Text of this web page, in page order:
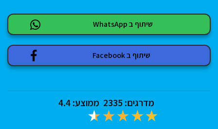
שיתוף ב WhatsApp
שיתוף ב Facebook
מדרגים: 2335 ממוצע:4.4